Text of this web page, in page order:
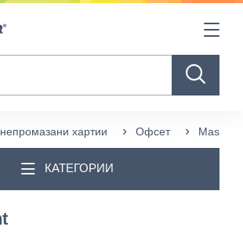
може да ви харесат
хартии Офсет
КАТЕГОРИИ